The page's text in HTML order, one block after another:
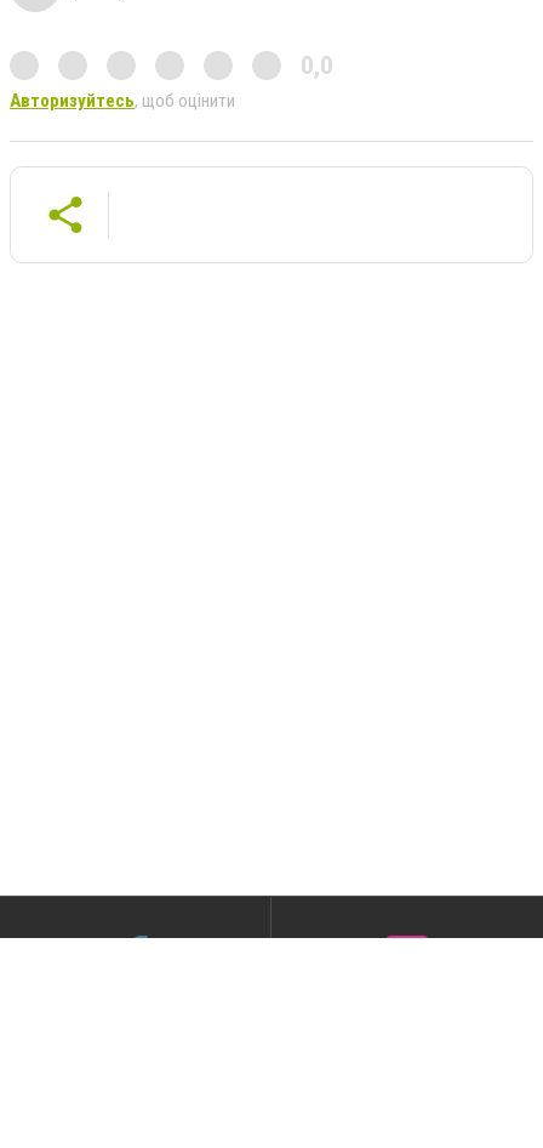
0,0
Авторизуйтесь, щоб оцінити